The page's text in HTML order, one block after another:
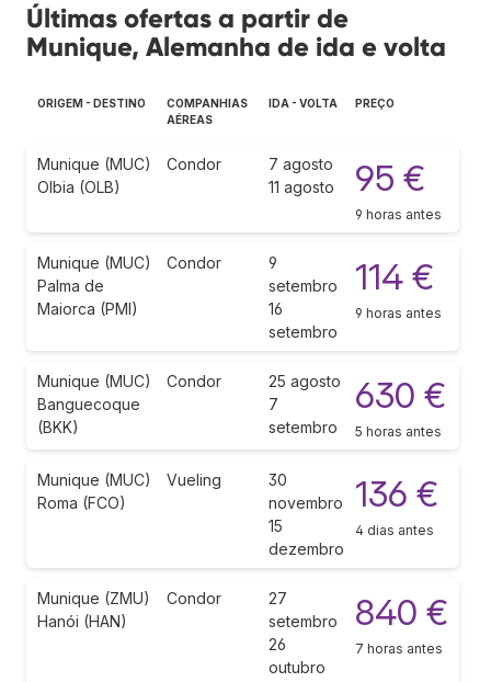
Últimas ofertas a partir de
Munique, Alemanha de ida e volta
ORIGEM - DESTINO
COMPANHIAS
AÉREAS
IDA - VOLTA PREÇO
Munique (MUC)
Olbia (OLB)
Condor
7 agosto
11 agosto
95 €
9 horas antes
Munique (MUC)
Palma de
Maiorca (PMI)
Condor
9
setembro
16
setembro
114 €
9 horas antes
Munique (MUC)
Banguecoque
(BKK)
Condor
25 agosto
7
setembro
630 €
5 horas antes
Munique (MUC)
Roma (FCO)
Vueling
30
novembro
15
dezembro
136 €
4 dias antes
Munique (ZMU)
Hanói (HAN)
Condor
27
setembro
26
outubro
840 €
7 horas antes